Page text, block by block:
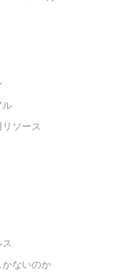
ル
ソース
ないのか